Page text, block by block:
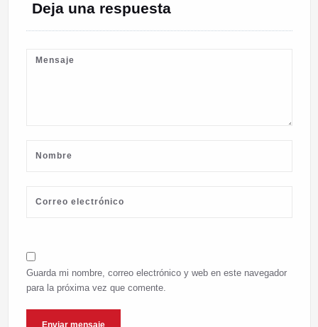
Deja una respuesta
Guarda mi nombre, correo electrónico y web en este navegador
para la próxima vez que comente.